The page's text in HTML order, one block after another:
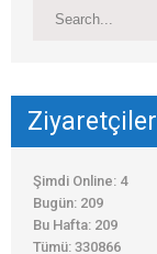
Ziyaretçiler
Şimdi Online: 4
Bugün: 209
Bu Hafta: 209
Tümü: 330866